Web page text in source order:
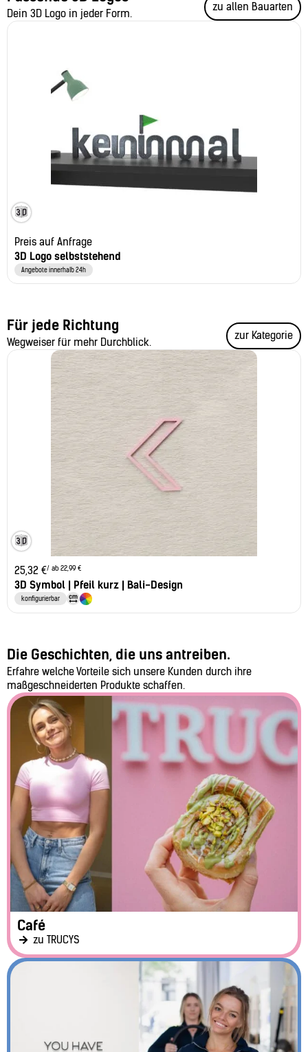
Dein 3D Logo in jeder Form.
zu allen Bauarten
Preis auf Anfrage
3D Logo selbststehend
Angebote innerhalb 24h
Für jede Richtung
Wegweiser für mehr Durchblick.
zur Kategorie
25,32 €/ ab 22,99 €
3D Symbol | Pfeil kurz | Bali-Design
konfigurierbar
Die Geschichten, die uns antreiben.
Erfahre welche Vorteile sich unsere Kunden durch ihre
maßgeschneiderten Produkte schaffen.
Café
zu TRUCYS